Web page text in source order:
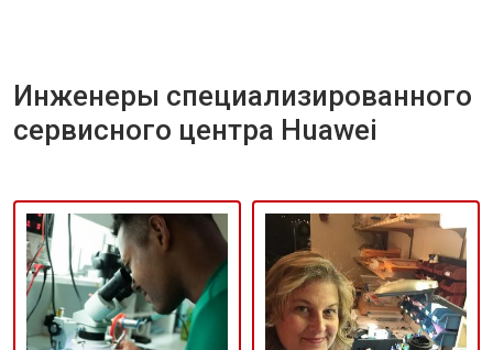
Инженеры специализированного
сервисного центра Huawei